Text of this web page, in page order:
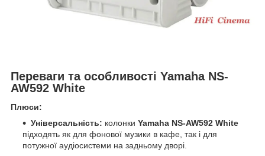
Переваги та особливості Yamaha NS-
AW592 White
Плюси:
Універсальність: колонки Yamaha NS-AW592 White
підходять як для фонової музики в кафе, так і для
потужної аудіосистеми на задньому дворі.